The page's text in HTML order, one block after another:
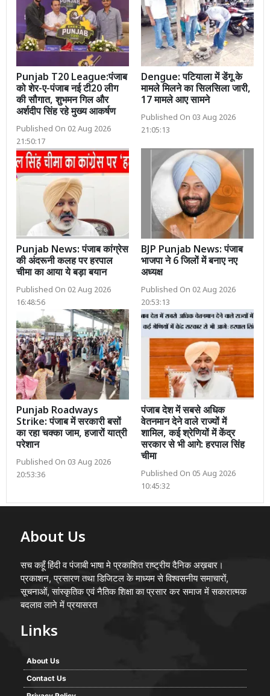
Punjab T20 League:पंजाब
को शेर-ए-पंजाब नई टी20 लीग
की सौगात, शुभमन गिल और
अर्शदीप सिंह रहे मुख्य आकर्षण
Published On 02 Aug 2026
21:50:17
Dengue: पटियाला में डेंगू के
मामले मिलने का सिलसिला जारी,
17 मामले आए सामने
Published On 03 Aug 2026
21:05:13
Punjab News: पंजाब कांग्रेस
की अंदरूनी कलह पर हरपाल
चीमा का आया ये बड़ा बयान
Published On 02 Aug 2026
16:48:56
BJP Punjab News: पंजाब
भाजपा ने 6 जिलों में बनाए नए
अध्यक्ष
Published On 02 Aug 2026
20:53:13
Punjab Roadways
Strike: पंजाब में सरकारी बसों
का रहा चक्का जाम, हजारों यात्री
परेशान
Published On 03 Aug 2026
20:53:36
पंजाब देश में सबसे अधिक
वेतनमान देने वाले राज्यों में
शामिल, कई श्रेणियों में केंद्र
सरकार से भी आगे: हरपाल सिंह
चीमा
Published On 05 Aug 2026
10:45:32
About Us
सच कहूँ हिंदी व पंजाबी भाषा मे प्रकाशित राष्ट्रीय दैनिक अख़बार।
प्रकाशन, प्रसारण तथा डिजिटल के माध्यम से विश्वसनीय समाचारों,
सूचनाओं, सांस्कृतिक एवं नैतिक शिक्षा का प्रसार कर समाज में सकारात्मक
बदलाव लाने में प्रयासरत
Links
About Us
Contact Us